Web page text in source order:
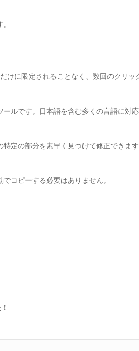
に限定されることなく、数回のクリッ
ルです。日本語を含む多くの言語に対応
定の部分を素早く見つけて修正できます
コピーする必要はありません。